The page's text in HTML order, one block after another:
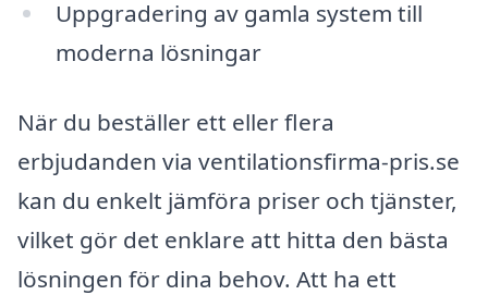
Uppgradering av gamla system till
moderna lösningar
När du beställer ett eller flera
erbjudanden via ventilationsfirma-pris.se
kan du enkelt jämföra priser och tjänster,
vilket gör det enklare att hitta den bästa
lösningen för dina behov. Att ha ett